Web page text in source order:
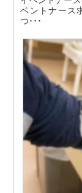
ベントナース
つ･･･